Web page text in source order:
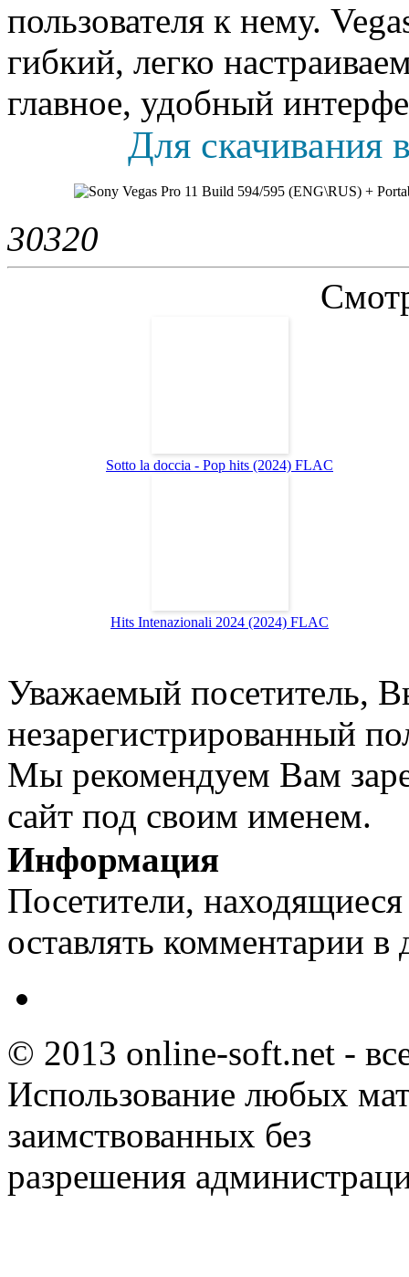
пользователя к нему.
гибкий, легко
главное, удобный
Для скачивания
30320
Sotto la doccia - Pop hits (2024) FLAC
Hits Intenazionali 2024 (2024) FLAC
Уважаемый посетитель,
незарегистрированный
Мы рекомендуем Вам
сайт под своим именем.
Информация
Посетители,
оставлять комментарии в
© 2013 online-soft.net -
Использование любых
заимствованных без
разрешения